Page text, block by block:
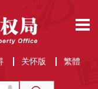
关怀版 繁體